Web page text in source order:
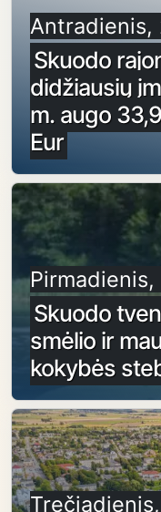
Antradienis,
Skuodo
didžiausių
m. augo
Eur
Skuodo
smėlio ir
kokybės